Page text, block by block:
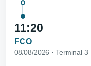
11:20
FCO
08/08/2026 · Terminal 3